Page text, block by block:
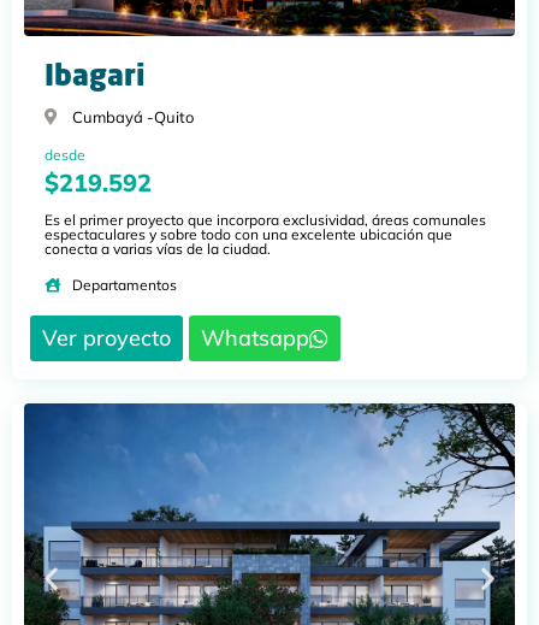
Ibagari
Cumbayá -Quito
desde
$219.592
Es el primer proyecto que incorpora exclusividad, áreas comunales
espectaculares y sobre todo con una excelente ubicación que
conecta a varias vías de la ciudad.
Departamentos
Ver proyecto Whatsapp